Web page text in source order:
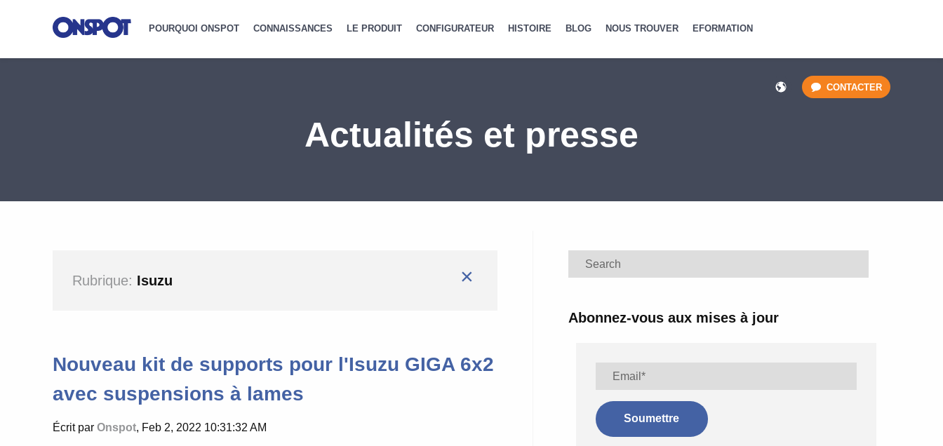
POURQUOI ONSPOT CONNAISSANCES LE PRODUIT CONFIGURATEUR HISTOIRE BLOG NOUS TROUVER EFORMATION
CONTACTER
Actualités et presse
Rubrique: Isuzu ×
Nouveau kit de supports pour l'Isuzu GIGA 6x2
avec suspensions à lames
Écrit par Onspot, Feb 2, 2022 10:31:32 AM
Abonnez-vous aux mises à jour